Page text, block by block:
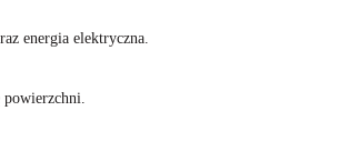
energia elektryczna.